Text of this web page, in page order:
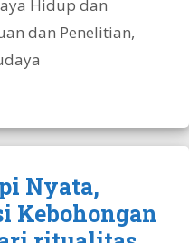
Hidup dan
dan Penelitian,
Nyata,
Kebohongan